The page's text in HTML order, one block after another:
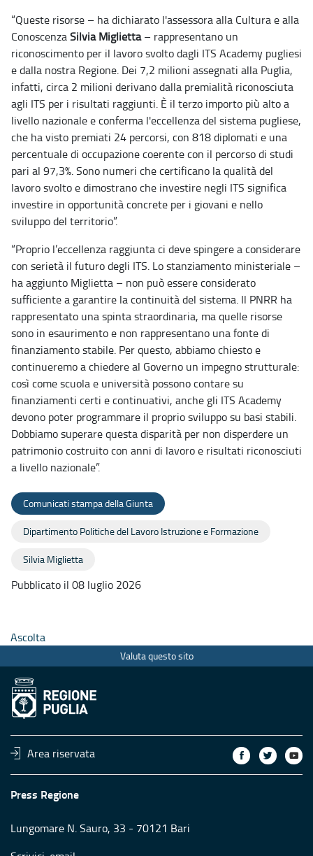
“Queste risorse – ha dichiarato l'assessora alla Cultura e alla
ConoscenzaSilvia Miglietta– rappresentano un
riconoscimento per il lavoro svolto dagli ITS Academy pugliesi
e dalla nostra Regione. Dei 7,2 milioni assegnati alla Puglia,
infatti, circa 2 milioni derivano dalla premialità riconosciuta
agli ITS per i risultati raggiunti. È il terzo importo più alto a
livello nazionale e conferma l'eccellenza del sistema pugliese,
che ha visto premiati 24 percorsi, con 818 diplomati e una
percentuale di occupazione coerente con il percorso di studi
pari al 97,3%. Sono numeri che certificano la qualità del
lavoro svolto e dimostrano che investire negli ITS significa
investire in opportunità concrete per i giovani e nello
sviluppo del territorio”.
“Proprio l’eccellenza raggiunta ci deve spingere a considerare
con serietà il futuro degli ITS. Lo stanziamento ministeriale –
ha aggiunto Miglietta – non può essere considerato
sufficiente a garantire la continuità del sistema. Il PNRR ha
rappresentato una spinta straordinaria, ma quelle risorse
sono in esaurimento e non rappresentano una fonte di
finanziamento stabile. Per questo, abbiamo chiesto e
continueremo a chiedere al Governo un impegno strutturale:
così come scuola e università possono contare su
finanziamenti certi e continuativi, anche gli ITS Academy
devono poter programmare il proprio sviluppo su basi stabili.
Dobbiamo superare questa disparità per non disperdere un
patrimonio costruito con anni di lavoro e risultati riconosciuti
a livello nazionale”.
Comunicati stampa della Giunta
Dipartimento Politiche del Lavoro Istruzione e Formazione
Silvia Miglietta
Pubblicato il 08 luglio 2026
Ascolta
Valuta questo sito
Area riservata
Press Regione
Lungomare N. Sauro, 33 - 70121 Bari